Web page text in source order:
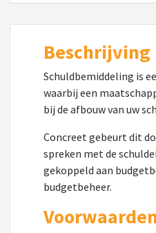
Beschrijving
Schuldbemiddeling is
waarbij een
bij de afbouw van uw
Concreet gebeurt dit
spreken met de
gekoppeld aan
budgetbeheer.